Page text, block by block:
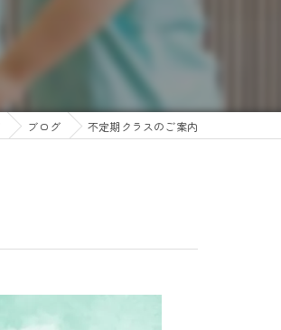
ブログ 不定期クラスのご案内